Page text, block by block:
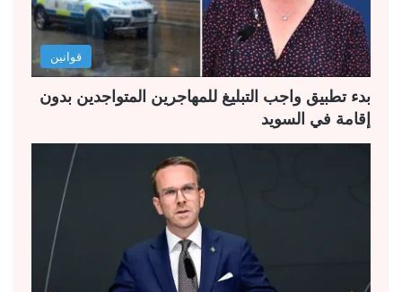
ق
ا
ل
ي
ة
قوانين
بدء تطبيق واجب التبليغ للمهاجرين المتواجدين بدون
إقامة في السويد